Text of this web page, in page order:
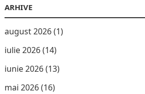
ARHIVE
august 2026(1)
iulie 2026(14)
iunie 2026(13)
mai 2026(16)